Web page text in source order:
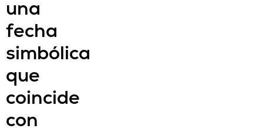
una
fecha
simbólica
que
coincide
con